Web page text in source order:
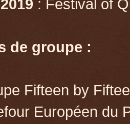
: Festival of
de groupe :
Fifteen by
Européen du